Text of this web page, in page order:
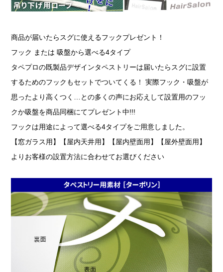
商品が届いたらスグに使えるフックプレゼント！
フック または 吸盤から選べる4タイプ
タペプロの既製品デザインタペストリーは届いたらスグに設置
するためのフックもセットでついてくる！ 実際フック・吸盤が
思ったより高くつく…との多くの声にお応えして設置用のフッ
クか吸盤を商品同梱にてプレゼント中!!!
フックは用途によって選べる4タイプをご用意しました。
【窓ガラス用】【屋内天井用】【屋内壁面用】【屋外壁面用】
よりお客様の設置方法に合わせてお選びください